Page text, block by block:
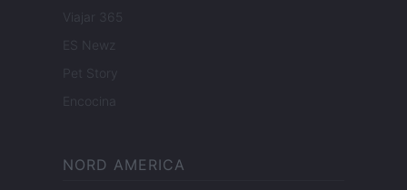
Viajar 365
ES Newz
Pet Story
Encocina
NORD AMERICA